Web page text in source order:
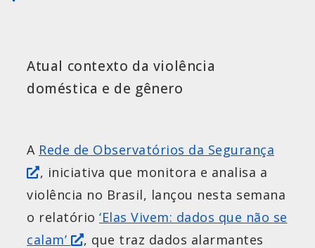
Atual contexto da violência
doméstica e de gênero
A Rede de Observatórios da Segurança
, iniciativa que monitora e analisa a
violência no Brasil, lançou nesta semana
o relatório ‘Elas Vivem: dados que não se
calam’
, que traz dados alarmantes